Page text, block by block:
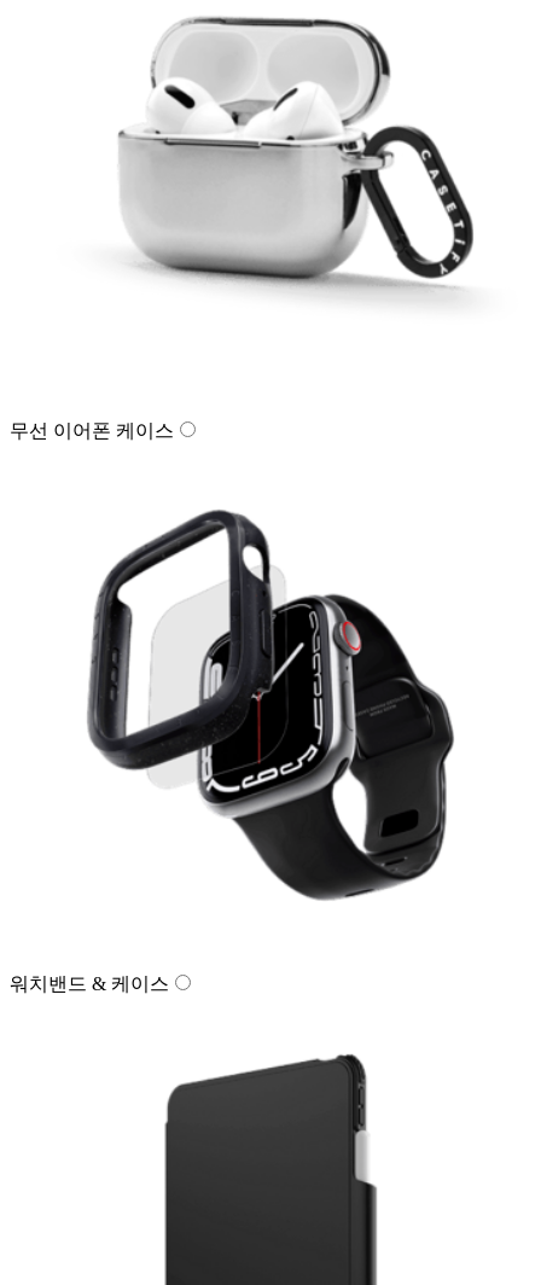
무선 이어폰 케이스
워치밴드 & 케이스